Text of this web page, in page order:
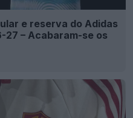
e reserva do Adidas
27 – Acabaram-se os